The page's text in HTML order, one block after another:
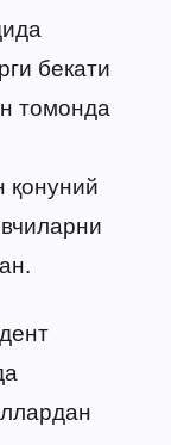
бекати
томонда
қонуний